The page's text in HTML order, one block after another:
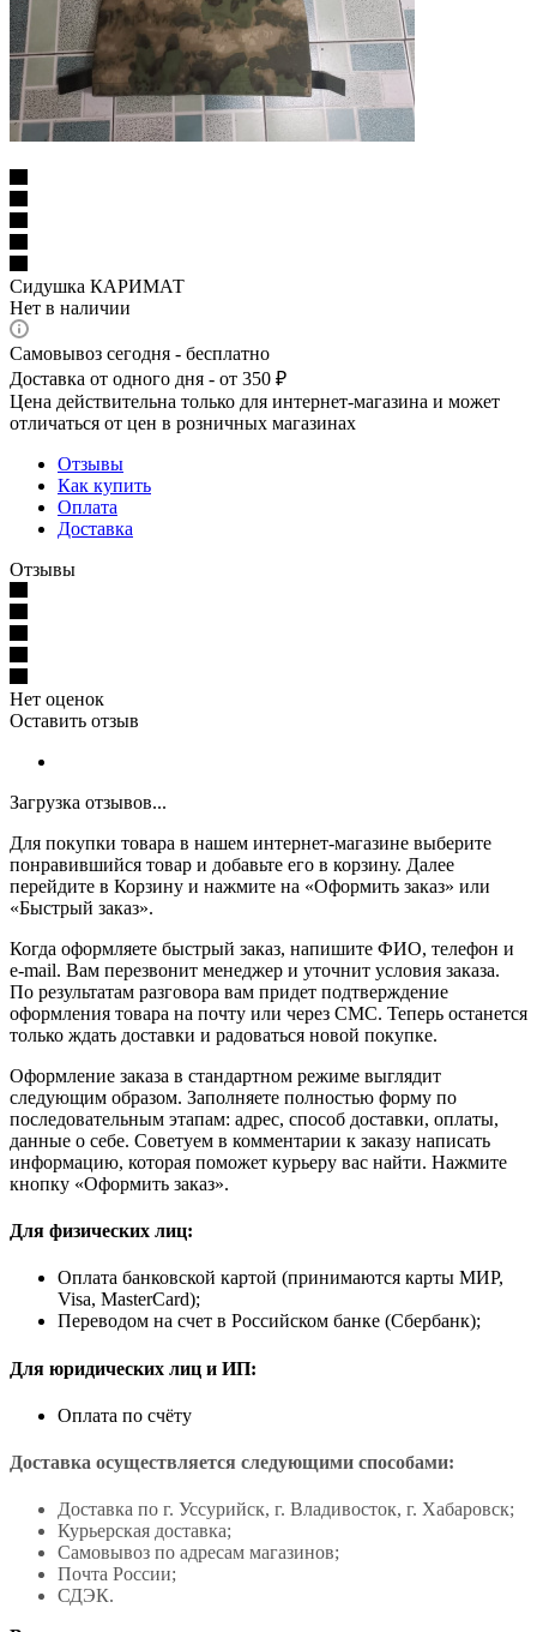
Сидушка КАРИМАТ
Нет в наличии
Самовывоз сегодня - бесплатно
Доставка от одного дня - от 350 ₽
Цена действительна только для интернет-магазина и может
отличаться от цен в розничных магазинах
Отзывы
Как купить
Оплата
Доставка
Отзывы
Нет оценок
Оставить отзыв
Загрузка отзывов...
Для покупки товара в нашем интернет-магазине выберите
понравившийся товар и добавьте его в корзину. Далее
перейдите в Корзину и нажмите на «Оформить заказ» или
«Быстрый заказ».
Когда оформляете быстрый заказ, напишите ФИО, телефон и
e-mail. Вам перезвонит менеджер и уточнит условия заказа.
По результатам разговора вам придет подтверждение
оформления товара на почту или через СМС. Теперь останется
только ждать доставки и радоваться новой покупке.
Оформление заказа в стандартном режиме выглядит
следующим образом. Заполняете полностью форму по
последовательным этапам: адрес, способ доставки, оплаты,
данные о себе. Советуем в комментарии к заказу написать
информацию, которая поможет курьеру вас найти. Нажмите
кнопку «Оформить заказ».
Для физических лиц:
Оплата банковской картой (принимаются карты МИР,
Visa, MasterCard);
Переводом на счет в Российском банке (Сбербанк);
Для юридических лиц и ИП:
Оплата по счёту
Доставка осуществляется следующими способами:
Доставка по г. Уссурийск, г. Владивосток, г. Хабаровск;
Курьерская доставка;
Самовывоз по адресам магазинов;
Почта России;
СДЭК.